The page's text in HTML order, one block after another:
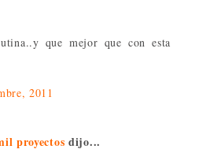
que mejor que con esta
2011
proyectos dijo...